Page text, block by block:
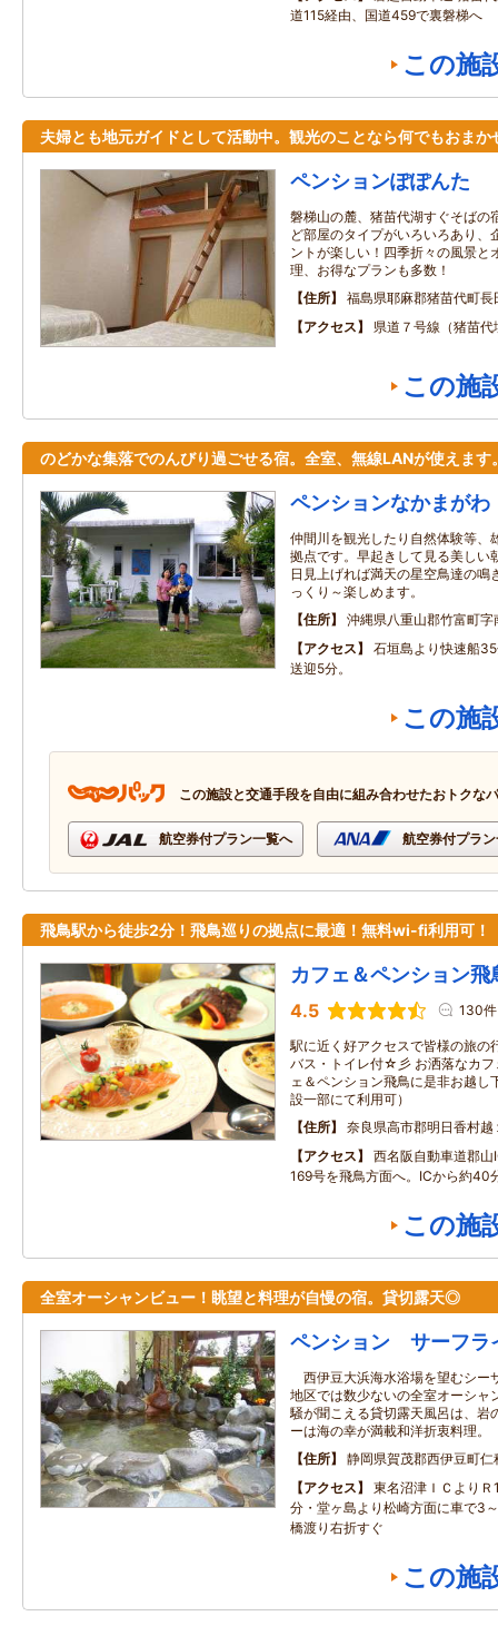
道115経由、国道459で裏磐梯へ
この施
夫婦とも地元ガイドとして活動中。観光のことなら何でもおまか
ペンションぽぽんた
磐梯山の麓、猪苗代湖すぐそばの
ど部屋のタイプがいろいろあり、
ントが楽しい！四季折々の風景と
理、お得なプランも多数！
住所
福島県耶麻郡猪苗代町
アクセス
県道７号線（猪苗
この施
のどかな集落でのんびり過ごせる宿。全室、無線LANが使えます
ペンションなかまがわ
仲間川を観光したり自然体験等、
拠点です。早起きして見る美しい
日見上げれば満天の星空鳥達の鳴
っくり～楽しめます。
住所
沖縄県八重山郡竹富町字
アクセス
石垣島より快速船
送迎5分。
この施
この施設と交通手段を自由に組み合わせたおトクな
航空券付プラン一覧へ 航空券付プラ
飛鳥駅から徒歩2分！飛鳥巡りの拠点に最適！無料wi-fi利用可！
カフェ＆ペンション飛
4.5 130件
駅に近く好アクセスで皆様の旅の
バス・トイレ付☆彡 お洒落なカフ
ェ＆ペンション飛鳥に是非お越
設一部にて利用可）
住所
奈良県高市郡明日香村越
アクセス
西名阪自動車道郡
169号を飛鳥方面へ。ICから約40
この施
全室オーシャンビュー！眺望と料理が自慢の宿。貸切露天◎
ペンション サーフラ
西伊豆大浜海水浴場を望むシー
地区では数少ないの全室オーシャ
騒が聞こえる貸切露天風呂は、岩
ーは海の幸が満載和洋折衷料理。
住所
静岡県賀茂郡西伊豆町
アクセス
東名沼津ＩＣより
分・堂ヶ島より松崎方面に車で3
橋渡り右折すぐ
この施